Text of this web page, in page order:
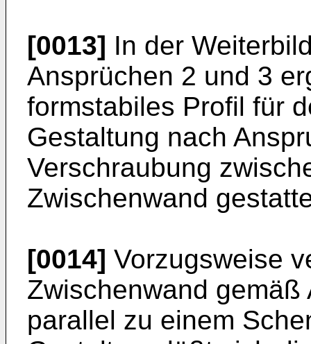
[0013] In der
Ansprüchen 2 und 3
formstabiles Profil für
Gestaltung nach
Verschraubung
Zwischenwand
[0014] Vorzugsweise
Zwischenwand
parallel zu einem